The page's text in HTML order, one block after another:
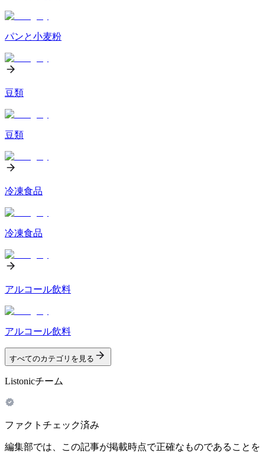
パンと小麦粉
豆類
豆類
冷凍食品
冷凍食品
アルコール飲料
アルコール飲料
すべてのカテゴリを見る
Listonicチーム
ファクトチェック済み
編集部では、この記事が掲載時点で正確なものであることを